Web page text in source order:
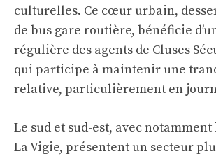
culturelles. Ce cœur urbain,
de bus gare routière, bénéficie
régulière des agents de Cluses
qui participe à maintenir une
relative, particulièrement en
Le sud et sud-est, avec
La Vigie, présentent un secteur